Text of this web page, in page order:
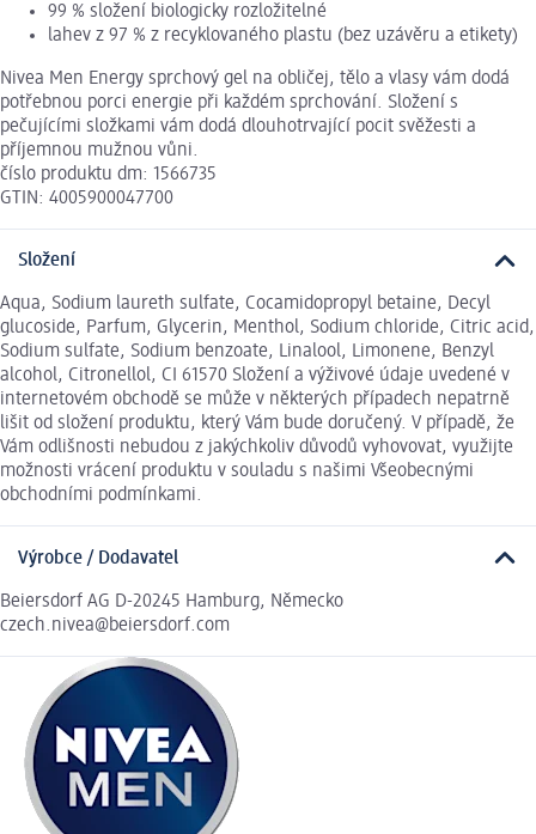
99 % složení biologicky rozložitelné
lahev z 97 % z recyklovaného plastu (bez uzávěru a etikety)
Nivea Men Energy sprchový gel na obličej, tělo a vlasy vám dodá
potřebnou porci energie při každém sprchování. Složení s
pečujícími složkami vám dodá dlouhotrvající pocit svěžesti a
příjemnou mužnou vůni.
číslo produktu dm: 1566735
GTIN: 4005900047700
Složení
Aqua, Sodium laureth sulfate, Cocamidopropyl betaine, Decyl
glucoside, Parfum, Glycerin, Menthol, Sodium chloride, Citric acid,
Sodium sulfate, Sodium benzoate, Linalool, Limonene, Benzyl
alcohol, Citronellol, CI 61570 Složení a výživové údaje uvedené v
internetovém obchodě se může v některých případech nepatrně
lišit od složení produktu, který Vám bude doručený. V případě, že
Vám odlišnosti nebudou z jakýchkoliv důvodů vyhovovat, využijte
možnosti vrácení produktu v souladu s našimi Všeobecnými
obchodními podmínkami.
Výrobce / Dodavatel
Beiersdorf AG D-20245 Hamburg, Německo
czech.nivea@beiersdorf.com